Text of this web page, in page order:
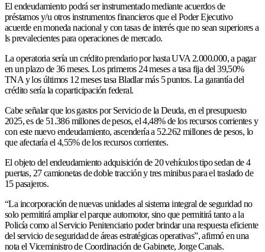
El endeudamiento podrá ser instrumentado mediante acuerdos de
préstamos y/u otros instrumentos financieros que el Poder Ejecutivo
acuerde en moneda nacional y con tasas de interés que no sean superiores a
ls prevalecientes para operaciones de mercado.
La operatoria sería un crédito prendario por hasta UVA 2.000.000, a pagar
en un plazo de 36 meses. Los primeros 24 meses a tasa fija del 39,50%
TNA y los últimos 12 meses tasa Bladlar más 5 puntos. La garantía del
crédito sería la coparticipación federal.
Cabe señalar que los gastos por Servicio de la Deuda, en el presupuesto
2025, es de 51.386 millones de pesos, el 4,48% de los recursos corrientes y
con este nuevo endeudamiento, ascendería a 52.262 millones de pesos, lo
que afectaría el 4,55% de los recursos corrientes.
El objeto del endeudamiento adquisición de 20 vehículos tipo sedan de 4
puertas, 27 camionetas de doble tracción y tres minibus para el traslado de
15 pasajeros.
“La incorporación de nuevas unidades al sistema integral de seguridad no
solo permitirá ampliar el parque automotor, sino que permitirá tanto a la
Policía como al Servicio Penitenciario poder brindar una respuesta eficiente
del servicio de seguridad de áreas estratégicas operativas”, afirmó en una
nota el Viceministro de Coordinación de Gabinete, Jorge Canals.